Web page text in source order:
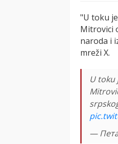
"U toku
Mitrovici
naroda i
mreži X.
U toku
—